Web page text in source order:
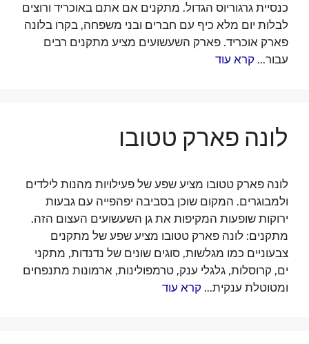
כנסיית גרגוריוס הגדול. מתקנים אם אתם באוכריד ורוצים
לבלות יום מלא כיף עם חברים ובני משפחה, בקרו בלונה
פארק אוכריד. פארק השעשועים מציע מתקנים רבים
עבור... קרא עוד
לונה פארק טטובו
לונה פארק טטובו מציע שפע של פעילויות מהנות לילדים
ולמבוגרים. המקום שוכן בסביבה יפהפייה עם גבעות
ירוקות שופעות המקיפות את גן השעשועים העצום הזה.
מתקנים: לונה פארק טטובו מציע שפע של מתקנים
צבעוניים כמו מגלשות, סוגים שונים של נדנדות, מתקני
ים, קרוסלות, גלגלי ענק, טרמפולינות, ארמונות מתנפחים
ומטוטלת ענקית... קרא עוד